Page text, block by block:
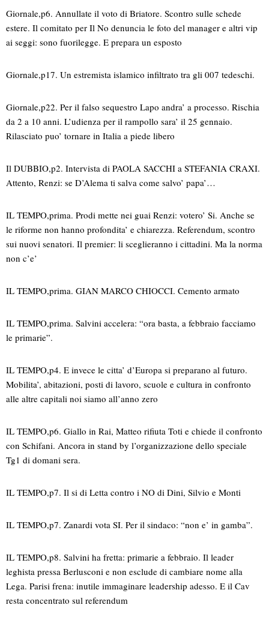
Giornale,p6. Annullate il voto di Briatore. Scontro sulle schede
estere. Il comitato per Il No denuncia le foto del manager e altri vip
ai seggi: sono fuorilegge. E prepara un esposto
Giornale,p17. Un estremista islamico infiltrato tra gli 007 tedeschi.
Giornale,p22. Per il falso sequestro Lapo andra’ a processo. Rischia
da 2 a 10 anni. L’udienza per il rampollo sara’ il 25 gennaio.
Rilasciato puo’ tornare in Italia a piede libero
Il DUBBIO,p2. Intervista di PAOLA SACCHI a STEFANIA CRAXI.
Attento, Renzi: se D’Alema ti salva come salvo’ papa’…
IL TEMPO,prima. Prodi mette nei guai Renzi: votero’ Si. Anche se
le riforme non hanno profondita’ e chiarezza. Referendum, scontro
sui nuovi senatori. Il premier: li sceglieranno i cittadini. Ma la norma
non c’e’
IL TEMPO,prima. GIAN MARCO CHIOCCI. Cemento armato
IL TEMPO,prima. Salvini accelera: “ora basta, a febbraio facciamo
le primarie”.
IL TEMPO,p4. E invece le citta’ d’Europa si preparano al futuro.
Mobilita’, abitazioni, posti di lavoro, scuole e cultura in confronto
alle altre capitali noi siamo all’anno zero
IL TEMPO,p6. Giallo in Rai, Matteo rifiuta Toti e chiede il confronto
con Schifani. Ancora in stand by l’organizzazione dello speciale
Tg1 di domani sera.
IL TEMPO,p7. Il si di Letta contro i NO di Dini, Silvio e Monti
IL TEMPO,p7. Zanardi vota SI. Per il sindaco: “non e’ in gamba”.
IL TEMPO,p8. Salvini ha fretta: primarie a febbraio. Il leader
leghista pressa Berlusconi e non esclude di cambiare nome alla
Lega. Parisi frena: inutile immaginare leadership adesso. E il Cav
resta concentrato sul referendum